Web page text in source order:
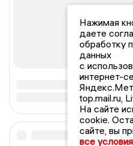
Нажимая
даете
обработку
данных
с
интернет-
top.mail.ru,
На сайте
cookie.
сайте, вы
все условия